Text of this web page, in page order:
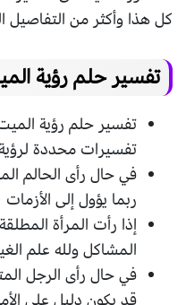
كل هذا وأكثر من التفاصيل
تفسير حلم رؤية
تفسير حلم رؤية
تفسيرات محددة
في حال رأى الحالم
ربما يؤول إلى الأزمات
إذا رأت المرأة
المشاكل ولله علم
في حال رأى الرجل
قد يكون دليل على